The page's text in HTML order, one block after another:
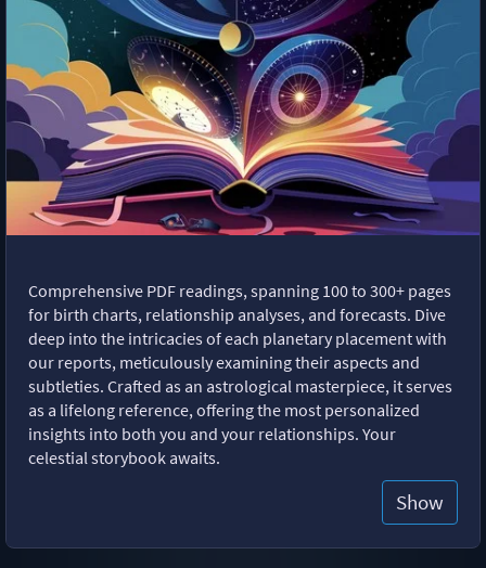
Comprehensive PDF readings, spanning 100 to 300+ pages
for birth charts, relationship analyses, and forecasts. Dive
deep into the intricacies of each planetary placement with
our reports, meticulously examining their aspects and
subtleties. Crafted as an astrological masterpiece, it serves
as a lifelong reference, offering the most personalized
insights into both you and your relationships. Your
celestial storybook awaits.
Show